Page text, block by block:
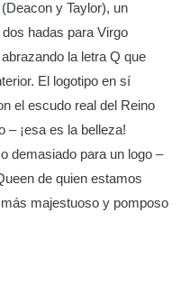
y Taylor), un
hadas para Virgo
la letra Q que
El logotipo en sí
el escudo real del Reino
– ¡esa es la belleza!
demasiado para un logo –
de quien estamos
majestuoso y pomposo